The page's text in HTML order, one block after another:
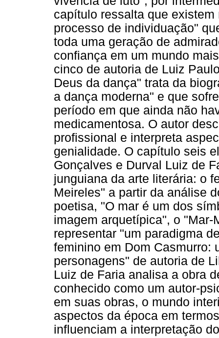
capítulo ressalta que
processo de individuação"
toda uma geração de
confiança em um mundo
cinco de autoria de Luiz
Deus da dança" trata da
a dança moderna" e que
período em que ainda não
medicamentosa. O autor
profissional e interpreta
genialidade. O capítulo seis
Gonçalves e Durval Luiz de
junguiana da arte literária: o
Meireles" a partir da análise
poetisa, "O mar é um dos
imagem arquetípica", o
representar "um paradigma
feminino em Dom Casmurro:
personagens" de autoria de
Luiz de Faria analisa a obra
conhecido como um autor-
em suas obras, o mundo
aspectos da época em
influenciam a interpretação